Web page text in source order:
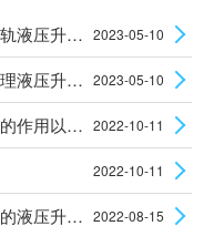
河南黄河液压升降货梯价格：双轨液压升降平台使用时安全性怎么样？ 2023-05-10
河南黄河导轨式升降货梯厂家整理液压升降设备电机的维护知识 2023-05-10
关于液压升降货梯在日常生活中的作用以及安装使用须知 2022-10-11
2022-10-11
导轨式升降货梯是用于货物升降的液压升降机械设备 2022-08-15